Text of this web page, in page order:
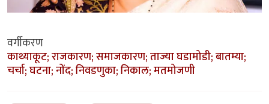
वर्गीकरण
काथ्याकूट; राजकारण; समाजकारण; ताज्या घडामोडी; बातम्या;
चर्चा; घटना; नोंद; निवडणुका; निकाल; मतमोजणी